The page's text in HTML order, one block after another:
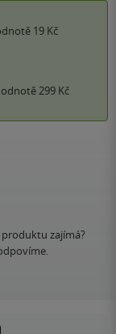
19 Kč
299 Kč
zajímá?